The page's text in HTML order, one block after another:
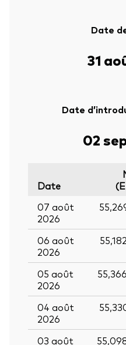
Date
31
Date
02
Date
07 août
2026
06 août
2026
05 août
2026
04 août
2026
03 août